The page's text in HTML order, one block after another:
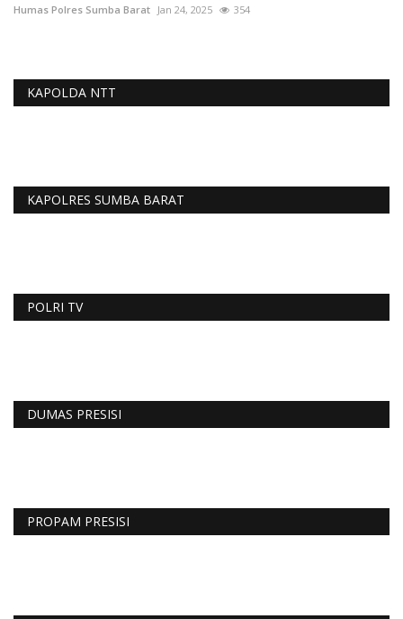
Humas Polres Sumba Barat Jan 24, 2025 354
KAPOLDA NTT
KAPOLRES SUMBA BARAT
POLRI TV
DUMAS PRESISI
PROPAM PRESISI